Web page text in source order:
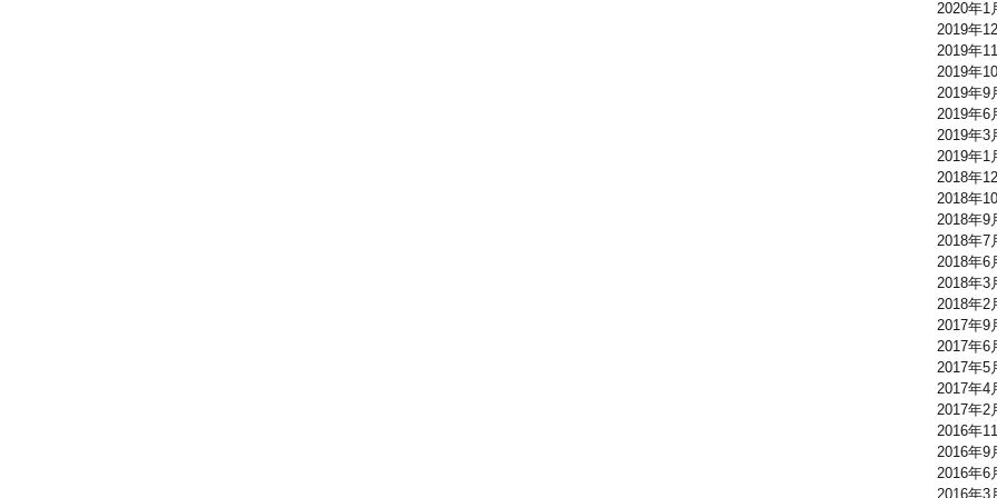
2020年1
2019年
2019年
2019年
2019年9
2019年6
2019年3
2019年1
2018年
2018年
2018年9
2018年7
2018年6
2018年3
2018年2
2017年9
2017年6
2017年5
2017年4
2017年2
2016年
2016年9
2016年6
2016年3